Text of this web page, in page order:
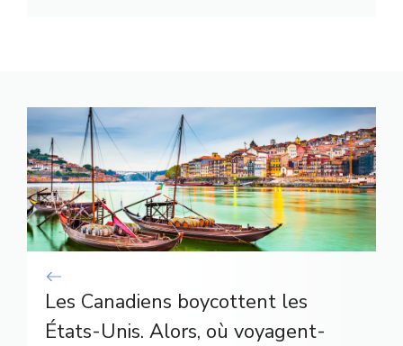
Les Canadiens boycottent les
États-Unis. Alors, où voyagent-